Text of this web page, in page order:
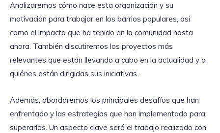
Analizaremos cómo nace esta organización y su
motivación para trabajar en los barrios populares, así
como el impacto que ha tenido en la comunidad hasta
ahora. También discutiremos los proyectos más
relevantes que están llevando a cabo en la actualidad y a
quiénes están dirigidas sus iniciativas.
Además, abordaremos los principales desafíos que han
enfrentado y las estrategias que han implementado para
superarlos. Un aspecto clave será el trabajo realizado con